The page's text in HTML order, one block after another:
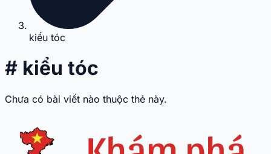
kiểu tóc
# kiểu tóc
Chưa có bài viết nào thuộc thẻ này.